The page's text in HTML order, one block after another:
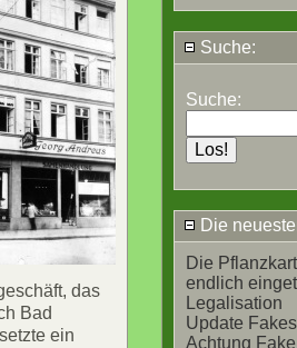
Suche:
Suche:
Die
Die
endlich
Legalisation
Update
Achtung
das
Bad
ein